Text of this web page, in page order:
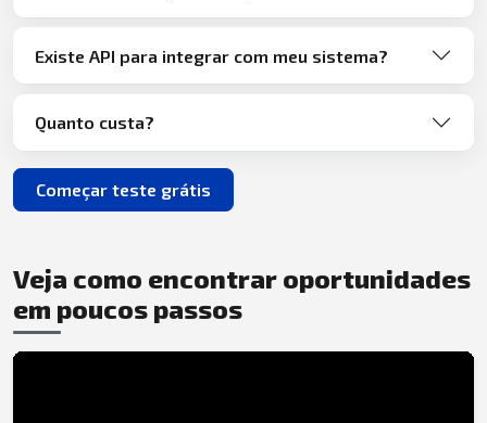
Existe API para integrar com meu sistema?
Quanto custa?
Começar teste grátis
Veja como encontrar oportunidades
em poucos passos